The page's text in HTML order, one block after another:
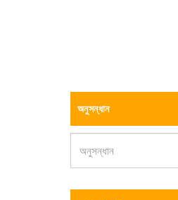
অনুসন্ধান